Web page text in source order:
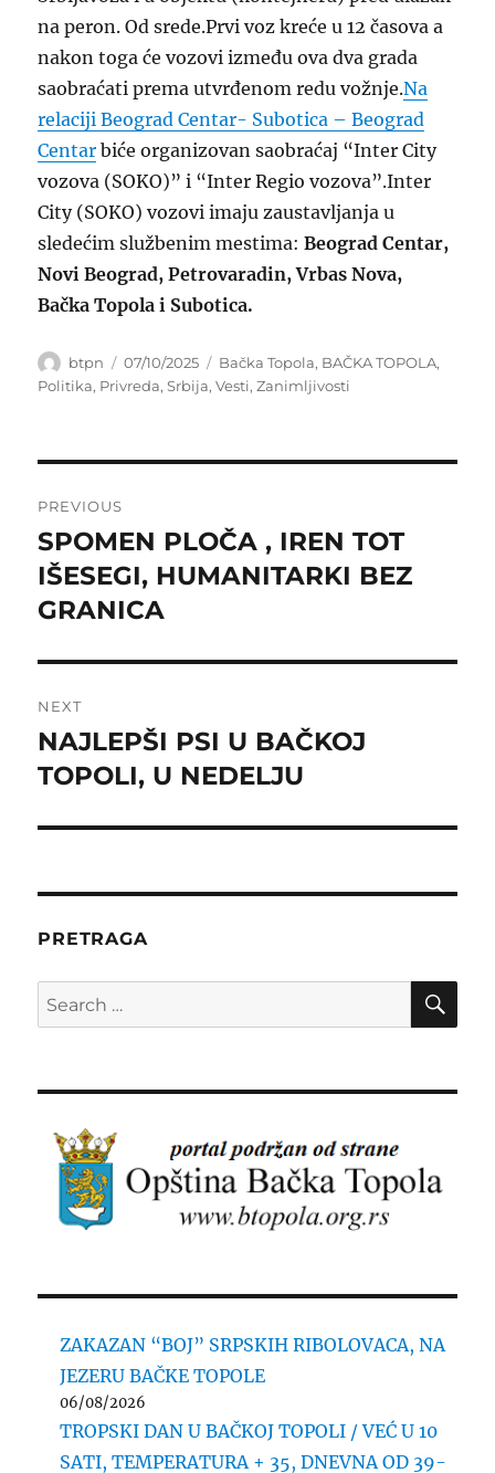
na peron. Od srede.Prvi voz kreće u 12 časova a
nakon toga će vozovi između ova dva grada
saobraćati prema utvrđenom redu vožnje.Na
relaciji Beograd Centar- Subotica – Beograd
Centar biće organizovan saobraćaj “Inter City
vozova (SOKO)” i “Inter Regio vozova”.Inter
City (SOKO) vozovi imaju zaustavljanja u
sledećim službenim mestima:Beograd Centar,
Novi Beograd, Petrovaradin, Vrbas Nova,
Bačka Topola i Subotica.
Author
btpn
Posted
on
07/10/2025 Categories
Bačka Topola, BAČKA TOPOLA,
Politika, Privreda,Srbija,Vesti,Zanimljivosti
navigation
PREVIOUS
Previous
post:
SPOMEN PLOČA , IREN TOT
IŠESEGI, HUMANITARKI BEZ
GRANICA
NEXT
Next
post:
NAJLEPŠI PSI U BAČKOJ
TOPOLI, U NEDELJU
PRETRAGA
Search
for:
ZAKAZAN “BOJ” SRPSKIH RIBOLOVACA, NA
JEZERU BAČKE TOPOLE
06/08/2026
TROPSKI DAN U BAČKOJ TOPOLI / VEĆ U 10
SATI, TEMPERATURA + 35, DNEVNA OD 39-